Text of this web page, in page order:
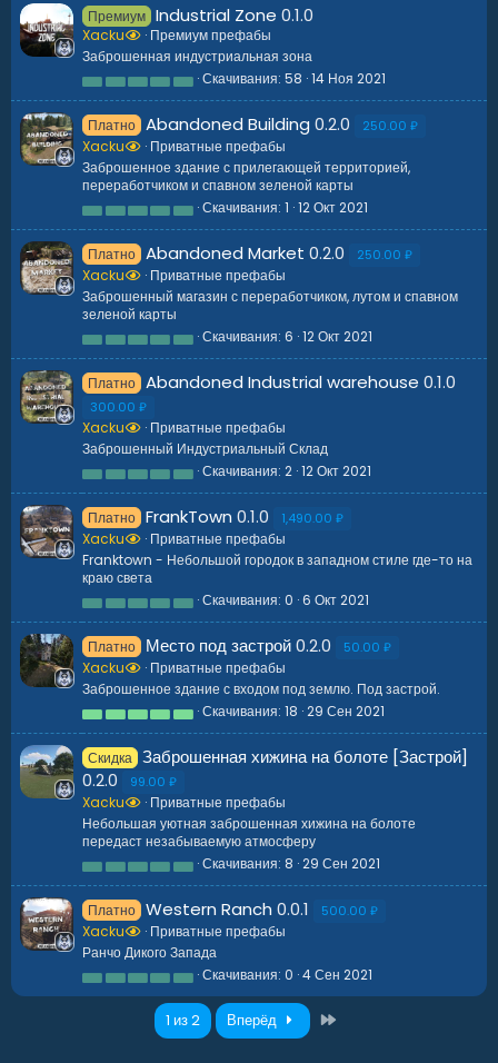
0
з
в
ё
з
д
Премиум Industrial Zone 0.1.0
Xacku
Премиум префабы
Заброшенная индустриальная зона
0
.
0
з
в
ё
з
д
Скачивания 58 14 Ноя 2021
Платно Abandoned Building 0.2.0 250.00 ₽
Xacku
Приватные префабы
Заброшенное здание с прилегающей территорией,
переработчиком и спавном зеленой карты
0
.
0
з
в
ё
д
Скачивания 1 12 Окт 2021
Платно Abandoned Market 0.2.0 250.00 ₽
Xacku
Приватные префабы
Заброшенный магазин с переработчиком, лутом и спавном
зеленой карты
0
.
0
ё
з
д
Скачивания 6 12 Окт 2021
Платно Abandoned Industrial warehouse 0.1.0
300.00 ₽
Xacku
Приватные префабы
Заброшенный Индустриальный Склад
0
.
0
з
в
ё
д
Скачивания 2 12 Окт 2021
Платно FrankTown 0.1.0 1,490.00 ₽
Xacku
Приватные префабы
Franktown - Небольшой городок в западном стиле где-то на
краю света
0
.
0
з
в
ё
з
д
Скачивания 0 6 Окт 2021
Платно Место под застрой 0.2.0 50.00 ₽
Xacku
Приватные префабы
Заброшенное здание с входом под землю. Под застрой.
5
.
0
ё
з
д
Скачивания 18 29 Сен 2021
Скидка Заброшенная хижина на болоте [Застрой]
0.2.0
99.00 ₽
Xacku
Приватные префабы
Небольшая уютная заброшенная хижина на болоте
передаст незабываемую атмосферу
0
.
0
з
в
ё
з
д
Скачивания 8 29 Сен 2021
Платно Western Ranch 0.0.1 500.00 ₽
Xacku
Приватные префабы
Ранчо Дикого Запада
0
.
0
0
з
Скачивания 0 4 Сен 2021
1 из 2 Вперёд